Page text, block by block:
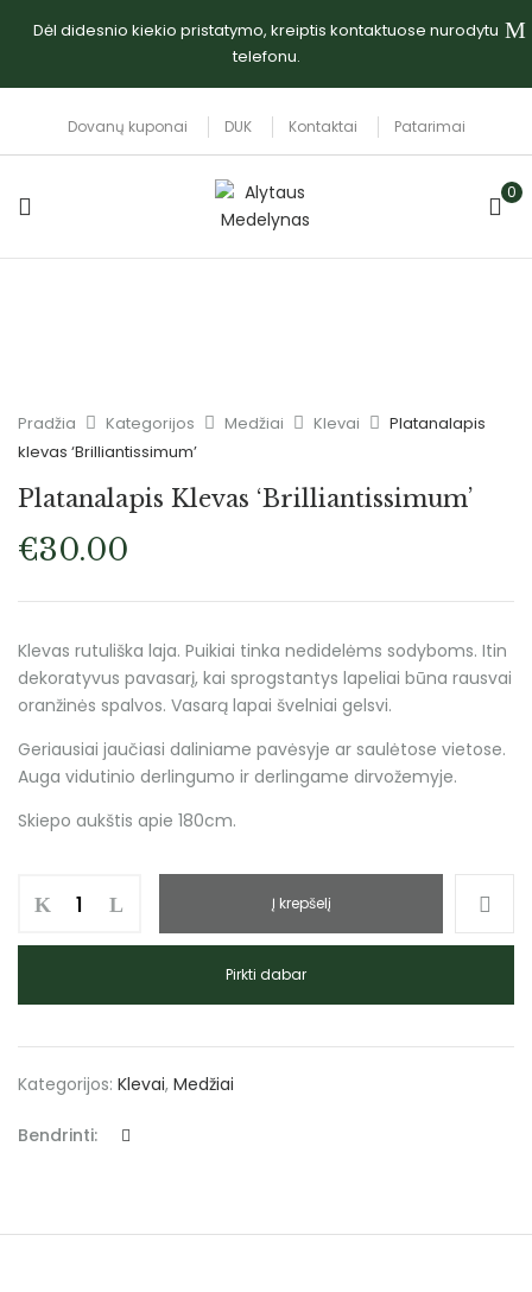
Dėl didesnio kiekio pristatymo, kreiptis kontaktuose nurodytu
telefonu.
Dovanų kuponai DUK Kontaktai Patarimai
0
Pradžia Kategorijos Medžiai Klevai
Platanalapis
klevas ‘Brilliantissimum’
Platanalapis Klevas ‘Brilliantissimum’
€30.00
Klevas rutuliška laja. Puikiai tinka nedidelėms sodyboms. Itin
dekoratyvus pavasarį, kai sprogstantys lapeliai būna rausvai
oranžinės spalvos. Vasarą lapai švelniai gelsvi.
Geriausiai jaučiasi daliniame pavėsyje ar saulėtose vietose.
Auga vidutinio derlingumo ir derlingame dirvožemyje.
Skiepo aukštis apie 180cm.
Į krepšelį
Pirkti dabar
Kategorijos: Klevai, Medžiai
Bendrinti: